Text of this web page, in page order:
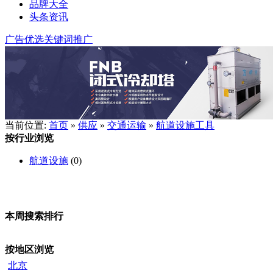
品牌大全
头条资讯
广告优选关键词推广
当前位置: 首页 » 供应 » 交通运输 » 航道设施工具
按行业浏览
航道设施 (0)
本周搜索排行
按地区浏览
北京